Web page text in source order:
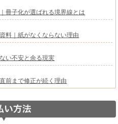
冊子化が選ばれる境界線とは
料｜紙がなくならない理由
い不安と余る現実
前まで修正が続く理由